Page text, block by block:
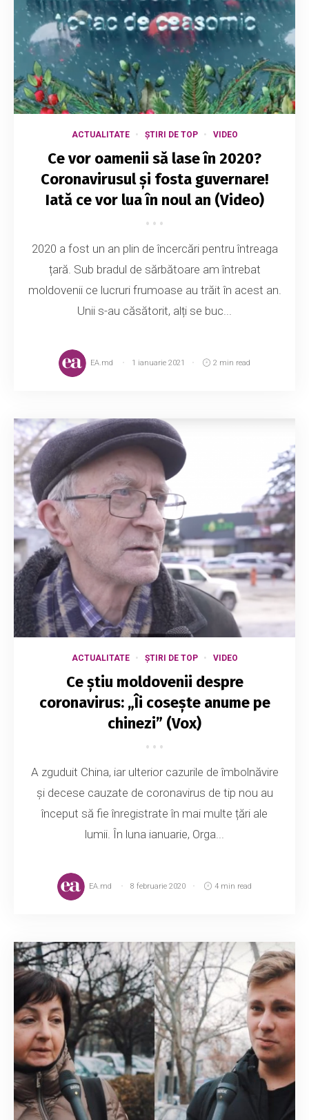
ACTUALITATE ȘTIRI DE TOP VIDEO
Ce vor oamenii să lase în 2020?
Coronavirusul și fosta guvernare!
Iată ce vor lua în noul an (Video)
2020 a fost un an plin de încercări pentru întreaga
țară. Sub bradul de sărbătoare am întrebat
moldovenii ce lucruri frumoase au trăit în acest an.
Unii s-au căsătorit, alți se buc...
EA.md 1 ianuarie 2021 2 min read
ACTUALITATE ȘTIRI DE TOP VIDEO
Ce știu moldovenii despre
coronavirus: „Îi cosește anume pe
chinezi” (Vox)
A zguduit China, iar ulterior cazurile de îmbolnăvire
și decese cauzate de coronavirus de tip nou au
început să fie înregistrate în mai multe țări ale
lumii. În luna ianuarie, Orga...
EA.md 8 februarie 2020 4 min read